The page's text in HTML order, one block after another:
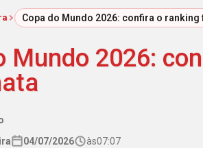
Copa do Mundo 2026: confira o
Mundo 2026:
04/07/2026 às07:07